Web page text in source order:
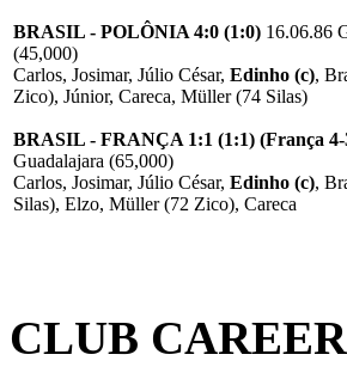
BRASIL - POLÔNIA 4:0 (1:0) 16.06.86
(45,000)
Carlos, Josimar, Júlio César, Edinho (c),
Zico), Júnior, Careca, Müller (74 Silas)
BRASIL - FRANÇA 1:1 (1:1) (França 4-
Guadalajara (65,000)
Carlos, Josimar, Júlio César, Edinho (c),
Silas), Elzo, Müller (72 Zico), Careca
CLUB